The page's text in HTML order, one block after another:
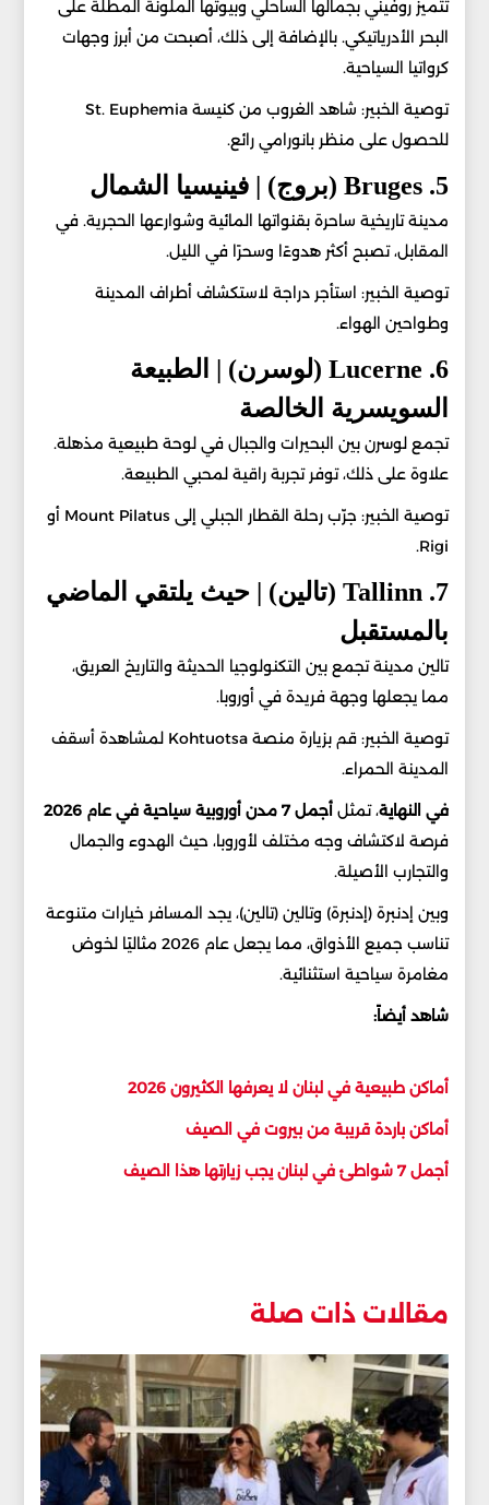
تتميز روفيني بجمالها الساحلي وبيوتها الملونة المطلة على
البحر الأدرياتيكي. بالإضافة إلى ذلك، أصبحت من أبرز وجهات
كرواتيا السياحية.
توصية الخبير: شاهد الغروب من كنيسة St. Euphemia
للحصول على منظر بانورامي رائع.
5. Bruges (بروج) | فينيسيا الشمال
مدينة تاريخية ساحرة بقنواتها المائية وشوارعها الحجرية. في
المقابل، تصبح أكثر هدوءًا وسحرًا في الليل.
توصية الخبير: استأجر دراجة لاستكشاف أطراف المدينة
وطواحين الهواء.
6. Lucerne (لوسرن) | الطبيعة
السويسرية الخالصة
تجمع لوسرن بين البحيرات والجبال في لوحة طبيعية مذهلة.
علاوة على ذلك، توفر تجربة راقية لمحبي الطبيعة.
توصية الخبير: جرّب رحلة القطار الجبلي إلى Mount Pilatus أو
Rigi.
7. Tallinn (تالين) | حيث يلتقي الماضي
بالمستقبل
تالين مدينة تجمع بين التكنولوجيا الحديثة والتاريخ العريق،
مما يجعلها وجهة فريدة في أوروبا.
توصية الخبير: قم بزيارة منصة Kohtuotsa لمشاهدة أسقف
المدينة الحمراء.
في النهاية، تمثلأجمل 7 مدن أوروبية سياحية في عام 2026
فرصة لاكتشاف وجه مختلف لأوروبا، حيث الهدوء والجمال
والتجارب الأصيلة.
وبين إدنبرة (إدنبرة) وتالين (تالين)، يجد المسافر خيارات متنوعة
تناسب جميع الأذواق، مما يجعل عام 2026 مثاليًا لخوض
مغامرة سياحية استثنائية.
شاهد أيضاً:
أماكن طبيعية في لبنان لا يعرفها الكثيرون 2026
أماكن باردة قريبة من بيروت في الصيف
أجمل 7 شواطئ في لبنان يجب زيارتها هذا الصيف
مقالات ذات صلة